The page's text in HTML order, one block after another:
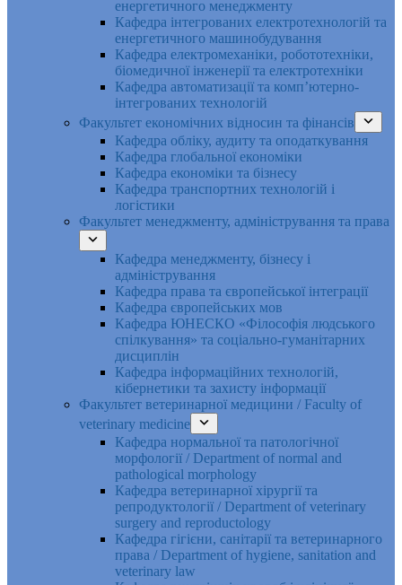
енергетичного менеджменту
Кафедра інтегрованих електротехнологій та
енергетичного машинобудування
Кафедра електромеханіки, робототехніки,
біомедичної інженерії та електротехніки
Кафедра автоматизації та комп’ютерно-
інтегрованих технологій
Факультет економічних відносин та фінансів
Кафедра обліку, аудиту та оподаткування
Кафедра глобальної економіки
Кафедра економіки та бізнесу
Кафедра транспортних технологій і
логістики
Факультет менеджменту, адміністрування та права
Кафедра менеджменту, бізнесу і
адміністрування
Кафедра права та європейської інтеграції
Кафедра європейських мов
Кафедра ЮНЕСКО «Філософія людського
спілкування» та соціально-гуманітарних
дисциплін
Кафедра інформаційних технологій,
кібернетики та захисту інформації
Факультет ветеринарної медицини / Faculty of
veterinary medicine
Кафедра нормальної та патологічної
морфології / Department of normal and
pathological morphology
Кафедра ветеринарної хірургії та
репродуктології / Department of veterinary
surgery and reproductology
Кафедра гігієни, санітарії та ветеринарного
права / Department of hygiene, sanitation and
veterinary law